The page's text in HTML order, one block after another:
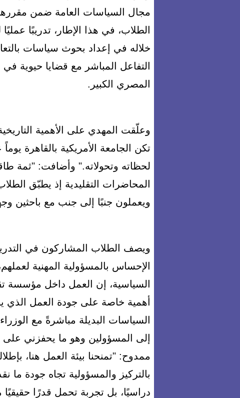
مجال السياسات العامة ضمن
الطلاب، في هذا الإطار، تدريبًا
خلاله في إعداد بحوث سياسات
التفاعل المباشر مع قضايا حيوية
المصري الكبير.
وعلّقت المهدي على الأهمية
تكن الجامعة الأمريكية بالقاهرة
لحظاته وتحولاته." وأضافت: "ثمة
المحاضرات التقليدية إذ يطبّق
ويعملون جنبًا إلى جنب مع باحثين
ويصف الطلاب المشاركون في
الإحساس بالمسؤولية المهنية
السياسية، إن العمل داخل مؤسسة
أهمية خاصة على جودة العمل الذي
السياسات البديلة مباشرةً مع
إلى المسؤولين وهو ما يحفزني
ممدوح: "تمنحنا بيئة العمل هنا،
بالتركيز والمسؤولية تجاه جودة ما
دراسيًا، بل تجربة تحمل قدرًا